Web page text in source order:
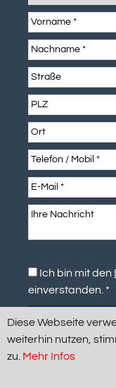
Diese Webseite
weiterhin nutzen,
zu. Mehr Infos
Ich bin mit den
einverstanden. *